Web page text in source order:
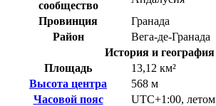
сообщество
Провинция
Гранада
Район
Вега-де-Гранада
История и география
Площадь
13,12 км²
Высота центра
568 м
Часовой пояс
UTC+1:00, летом